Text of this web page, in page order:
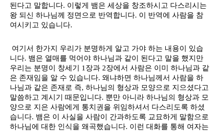
된다고 말합니다. 이렇게 뱀은 세상을 창조하시고 다스리시는
왕 되신 하나님께 정면으로 반역합니다. 이 반역에 사람을 참
여시키고 있습니다.
여기서 한가지 우리가 분명하게 알고 가야 하는 내용이 있습
니다. 뱀은 열매를 먹어야 하나님과 같이 된다고 말을 했지만
우리는 분명이 창세기 1장과 2장에서 사람은 이미 하나님과 같
은 존재임을 알 수 있습니다. 왜냐하면 하나님께서 사람을 하
나님과 같은 존재로 즉, 하나님의 형상과 모양으로 지으셨다고
말씀하고 계시기 때문입니다. 뿐만 아니라 하나님의 형상과 모
양으로 지은 사람에게 통치권을 위임하셔서 다스리도록 하셨
습니다. 뱀은 이 사실을 사람이 간과하도록 교묘하게 말함으로
하나님에 대한 인식을 왜곡했습니다. 이런 대화를 통해 여자는